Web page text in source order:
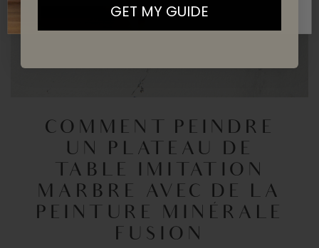
COMMENT PEINDRE
UN PLATEAU DE
TABLE IMITATION
MARBRE AVEC DE LA
PEINTURE MINÉRALE
FUSION
GET MY GUIDE